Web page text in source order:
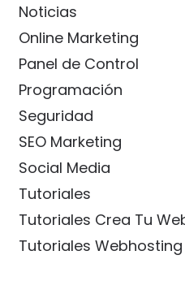
Noticias
Online Marketing
Panel de Control
Programación
Seguridad
SEO Marketing
Social Media
Tutoriales
Tutoriales Crea Tu
Tutoriales Webhosting